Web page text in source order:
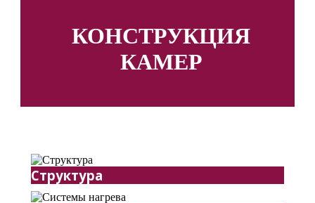
КОНСТРУКЦИЯ
КАМЕР
Структура